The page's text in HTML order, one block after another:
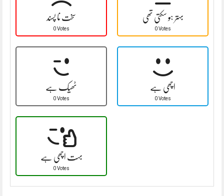
سخت نا پسند
0 Votes
بہتر ہو سکتی تھی
0 Votes
ٹھیک ہے
0 Votes
اچھی ہے
0 Votes
بہت اچھی ہے
0 Votes